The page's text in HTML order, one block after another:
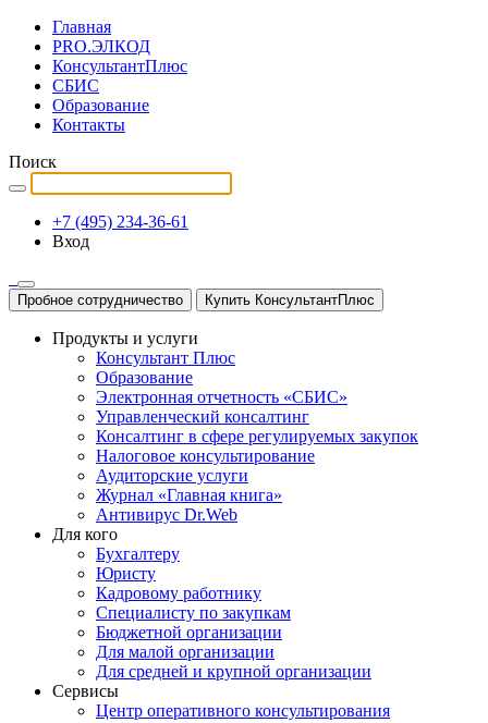
Главная
PRO.ЭЛКОД
КонсультантПлюс
СБИС
Образование
Контакты
Поиск
+7 (495) 234-36-61
Вход
Пробное сотрудничество Купить КонсультантПлюс
Продукты и услуги
Консультант Плюс
Образование
Электронная отчетность «СБИС»
Управленческий консалтинг
Консалтинг в сфере регулируемых закупок
Налоговое консультирование
Аудиторские услуги
Журнал «Главная книга»
Антивирус Dr.Web
Для кого
Бухгалтеру
Юристу
Кадровому работнику
Специалисту по закупкам
Бюджетной организации
Для малой организации
Для средней и крупной организации
Сервисы
Центр оперативного консультирования